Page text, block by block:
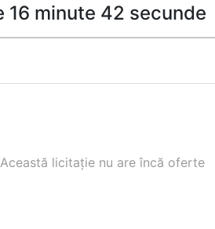
minute 41 secunde
licitație nu are încă oferte